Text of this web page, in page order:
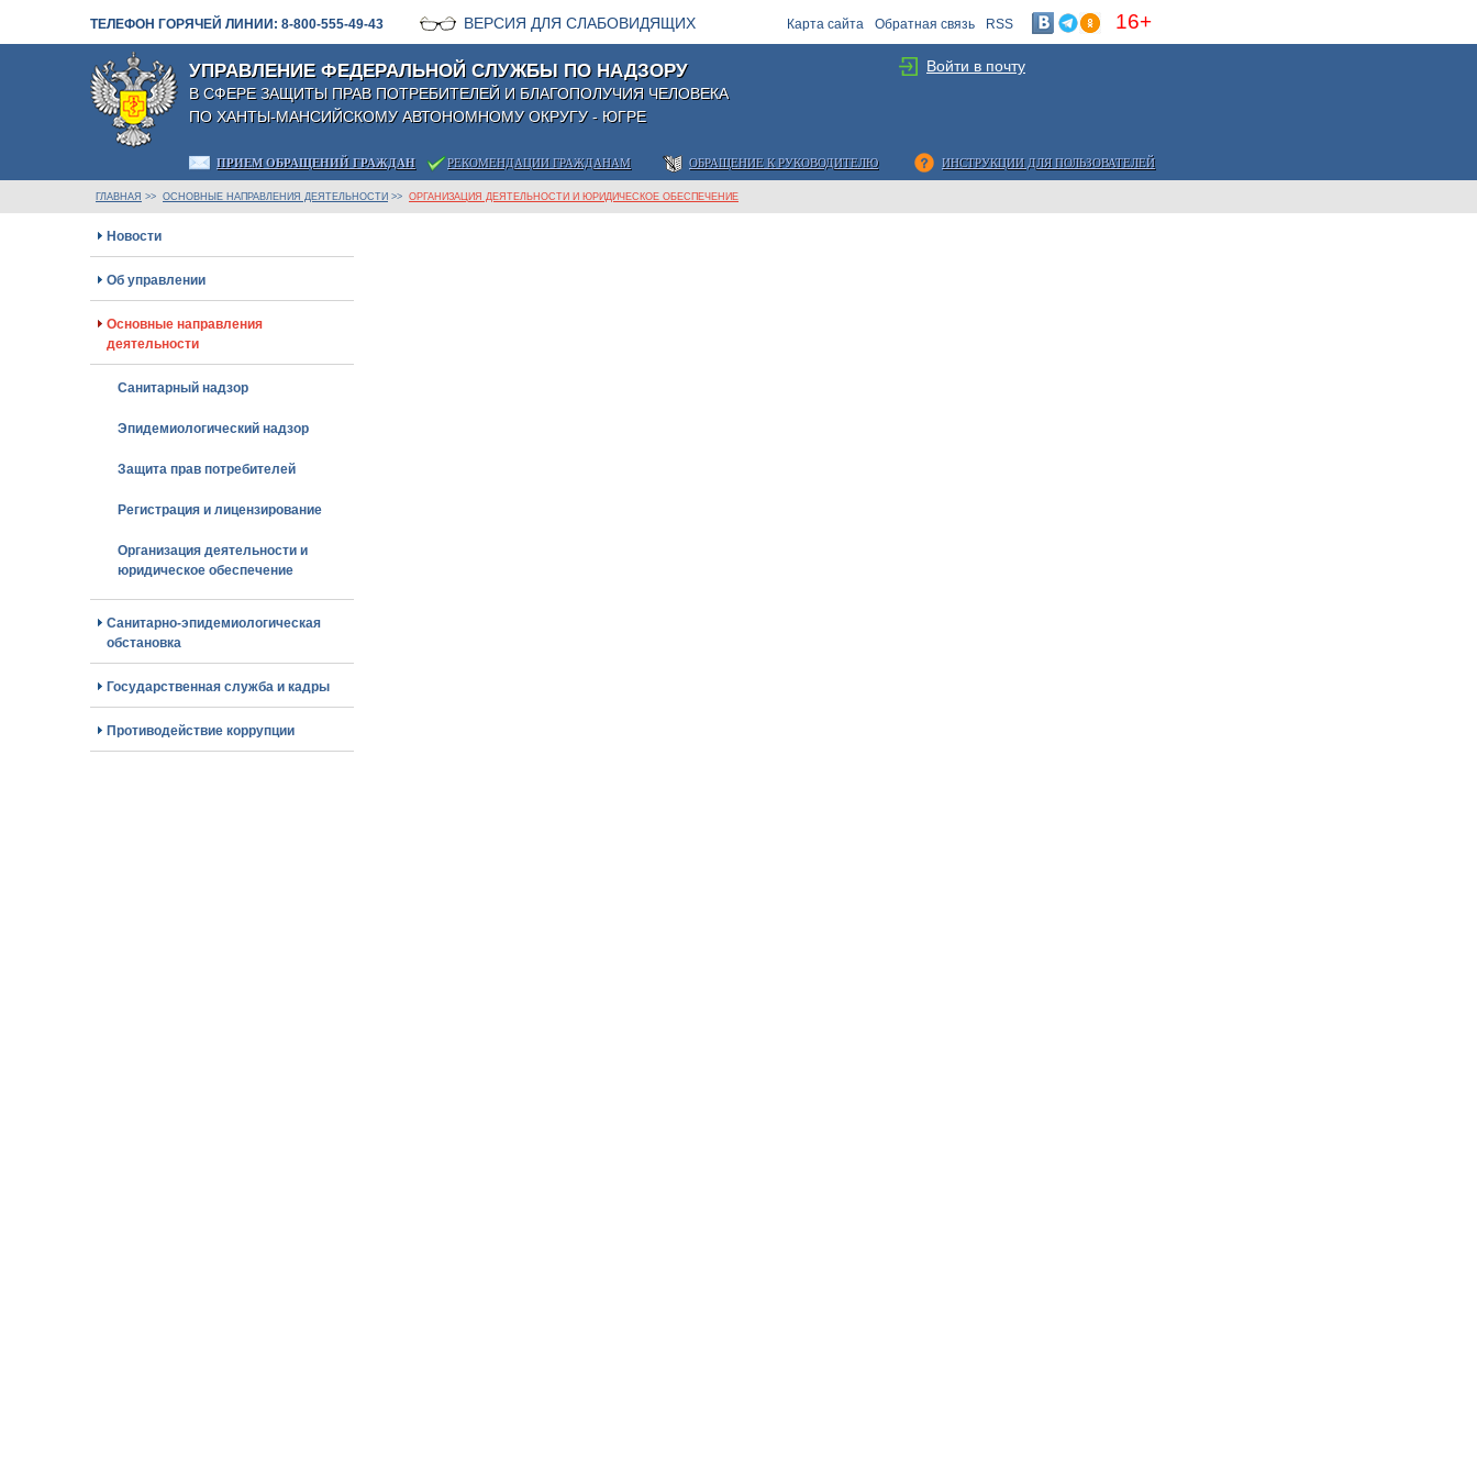
ТЕЛЕФОН ГОРЯЧЕЙ ЛИНИИ: 8-800-555-49-43 ВЕРСИЯ ДЛЯ СЛАБОВИДЯЩИХ Карта сайта Обратная связь RSS 16+
УПРАВЛЕНИЕ ФЕДЕРАЛЬНОЙ СЛУЖБЫ ПО НАДЗОРУ
В СФЕРЕ ЗАЩИТЫ ПРАВ ПОТРЕБИТЕЛЕЙ И БЛАГОПОЛУЧИЯ ЧЕЛОВЕКА
ПО ХАНТЫ-МАНСИЙСКОМУ АВТОНОМНОМУ ОКРУГУ - ЮГРЕ
ПРИЕМ ОБРАЩЕНИЙ ГРАЖДАН РЕКОМЕНДАЦИИ ГРАЖДАНАМ ОБРАЩЕНИЕ К РУКОВОДИТЕЛЮ ИНСТРУКЦИИ ДЛЯ ПОЛЬЗОВАТЕЛЕЙ
Войти в почту
ГЛАВНАЯ >> ОСНОВНЫЕ НАПРАВЛЕНИЯ ДЕЯТЕЛЬНОСТИ >> ОРГАНИЗАЦИЯ ДЕЯТЕЛЬНОСТИ И ЮРИДИЧЕСКОЕ ОБЕСПЕЧЕНИЕ
Новости
Об управлении
Основные направления
деятельности
Санитарный надзор
Эпидемиологический надзор
Защита прав потребителей
Регистрация и лицензирование
Организация деятельности и
юридическое обеспечение
Санитарно-эпидемиологическая
обстановка
Государственная служба и кадры
Противодействие коррупции